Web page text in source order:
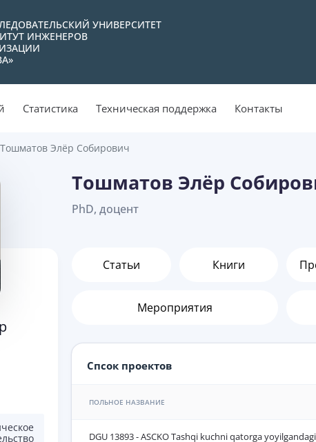
УНИВЕРСИТЕТ
ИНЖЕНЕРОВ
Статистика Техническая поддержка Контакты
Тошматов Элёр Собирович
Тошматов Элёр
PhD, доцент
Статьи Книги
Мероприятия
Спсок проектов
ПОЛЬНОЕ НАЗВАНИЕ
DGU 13893 - ASCKO Tashqi kuchni qatorga